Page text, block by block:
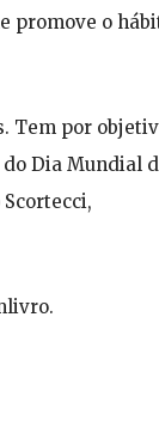
promove o
Tem por
Dia Mundial